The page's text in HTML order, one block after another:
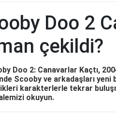
Doo 2
çekildi?
Doo 2: Canavarlar Kaçtı,
Scooby ve arkadaşları
karakterlerle tekrar
okuyun.